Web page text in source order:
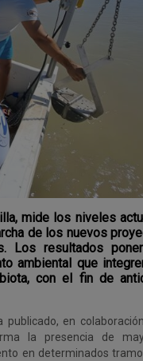
mide los niveles
de los nuevos
Los resultados
ambiental que
con el fin de
publicado, en
la presencia de
en determinados